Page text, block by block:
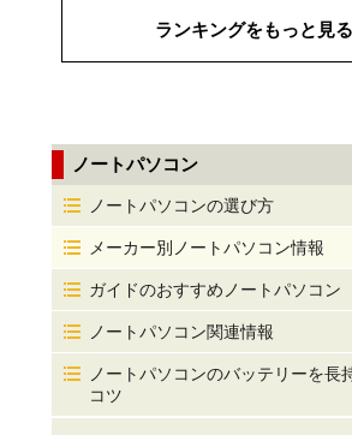
ランキングをもっと見る
ノートパソコン
ノートパソコンの選び方
メーカー別ノートパソコン情報
ガイドのおすすめノートパソコン
ノートパソコン関連情報
ノートパソコンのバッテリーを長
コツ